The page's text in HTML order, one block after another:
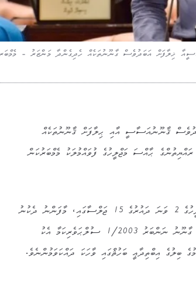
ޚިލާފަށް އަބަދުވެސް ގާނޫނުތަކެއް ހެދިގެންދާ މަންޒަރު -
ޤާނޫނުއަސާސީ އާއި ޙިލާފަށް ޤާނޫނުތަކެއް
ޙާއްސަ މަޖްލީހުގެ ފުވައްމުލަކު މެމްބަރުކަން
ފައިސަލް މިހެން ވިދާޅުވީ އިއްޔެ އޮތް ރައްޔިތުންގެ މަޖްލީހުގެ 2 ވަނަ ދައުރުގެ 15 ޖަލްސާގައި، މާފަންނު ދެކުނު
ދާއިރާގެ މެންބަރު ޢަބްދުالله ރިފާޢު ހުށަހަޅުއްވާފައިވާ، ގާނޫނު ނަންބަރު 1/2003 ސުލްޙަވެރިކަމާ އެކު
ބިލުގެ އިބްތިދާޢީ ބަހުޘްގައި ވާހަކަ ދައްކަވަމުންނެވެ.